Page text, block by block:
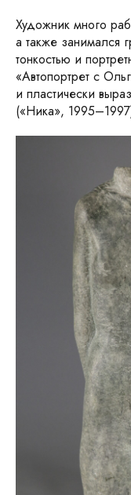
Художник много
а также занимался
тонкостью и
«Автопортрет с
и пластически
(«Ника»,